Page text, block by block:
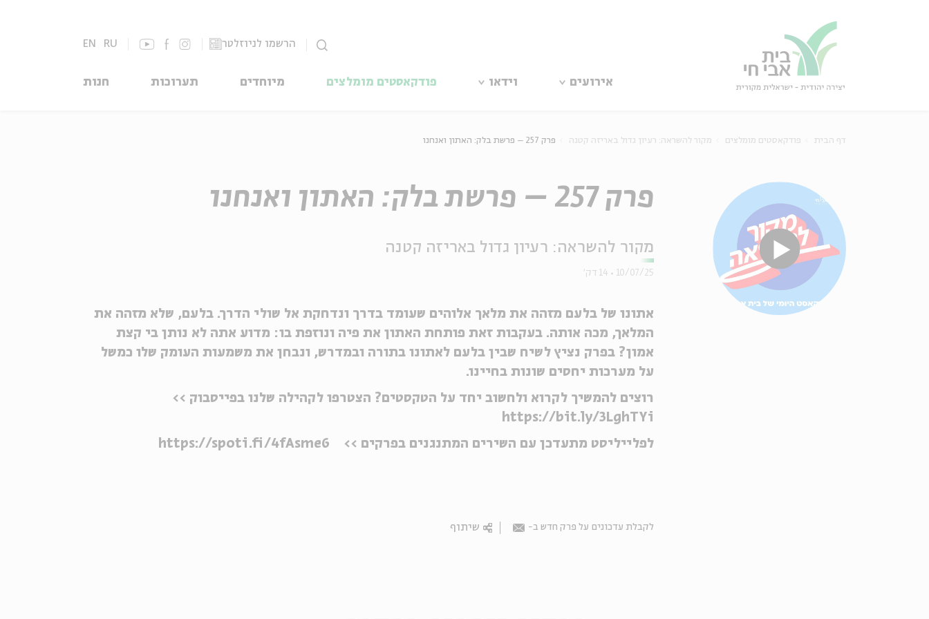
הרשמו לניוזלטר EN RU
אירועים וידאו פודקאסטים מומלצים מיוחדים תערוכות חנות
דף הבית פודקאסטים מומלצים מקור להשראה: רעיון גדול באריזה קטנה פרק 257 – פרשת בלק: האתון ואנחנו
פרק 257 – פרשת בלק: האתון ואנחנו
מקור להשראה: רעיון גדול באריזה קטנה
10/07/25 14 דק'
אתונו של בלעם מזהה את מלאך אלוהים שעומד בדרך ונדחקת אל שולי הדרך. בלעם, שלא מזהה את
המלאך, מכה אותה. בעקבות זאת פותחת האתון את פיה ונוזפת בו: מדוע אתה לא נותן בי קצת
אמון? בפרק נציץ לשיח שבין בלעם לאתונו בתורה ובמדרש, ונבחן את משמעות העומק שלו כמשל
על מערכות יחסים שונות בחיינו.
רוצים להמשיך לקרוא ולחשוב יחד על הטקסטים? הצטרפו לקהילה שלנו בפייסבוק >>
https://bit.ly/3LghTYi
לפלייליסט מתעדכן עם השירים המתנגנים בפרקים >> https://spoti.fi/4fAsme6
לקבלת עדכונים על פרק חדש ב- Email שיתוף